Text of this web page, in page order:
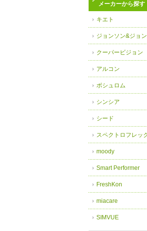
メーカーから探す
キエト
ジョンソン&ジョ
クーパービジョン
アルコン
ボシュロム
シンシア
シード
スペクトロフレッ
moody
Smart Performer
FreshKon
miacare
SIMVUE